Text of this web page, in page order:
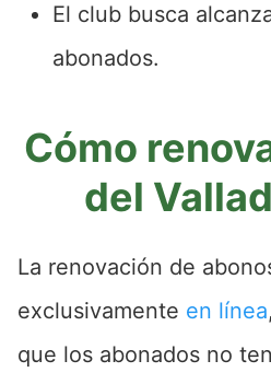
El club busca
abonados.
Cómo
del
La renovación de
exclusivamente en línea
que los abonados no